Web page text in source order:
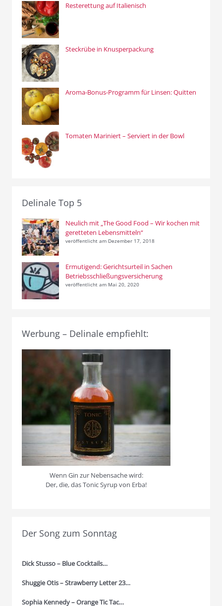
Resterettung auf Italienisch
Steckrübe in Knusperpackung
Aroma-Bonus-Programm für Linsen: Quitten
Tomaten Mariniert – Serviert in der Bowl
Delinale Top 5
Neulich mit „The Good Food – Wir kochen mit
geretteten Lebensmitteln“
veröffentlicht am Dezember 17, 2018
Ermutigend: Gerichtsurteil in Sachen
Betriebsschließungsversicherung
veröffentlicht am Mai 20, 2020
Werbung – Delinale empfiehlt:
Wenn Gin zur Nebensache wird:
Der, die, das Tonic Syrup von Erba!
Der Song zum Sonntag
Dick Stusso – Blue Cocktails…
Shuggie Otis – Strawberry Letter 23…
Sophia Kennedy – Orange Tic Tac…